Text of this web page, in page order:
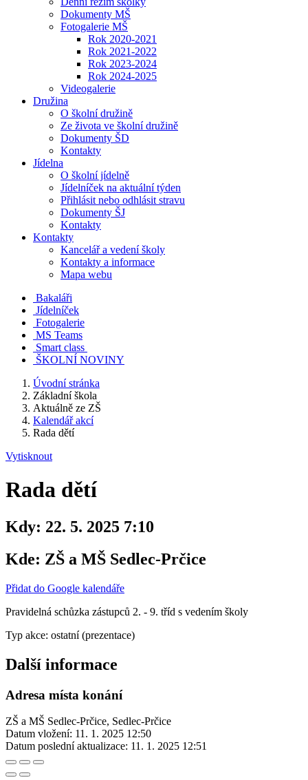
Dokumenty MŠ
Fotogalerie MŠ
Rok 2020-2021
Rok 2021-2022
Rok 2023-2024
Rok 2024-2025
Videogalerie
Družina
O školní družině
Ze života ve školní družině
Dokumenty ŠD
Kontakty
Jídelna
O školní jídelně
Jídelníček na aktuální týden
Přihlásit nebo odhlásit stravu
Dokumenty ŠJ
Kontakty
Kontakty
Kancelář a vedení školy
Kontakty a informace
Mapa webu
Bakaláři
Jídelníček
Fotogalerie
MS Teams
Smart class
ŠKOLNÍ NOVINY
Úvodní stránka
Základní škola
Aktuálně ze ZŠ
Kalendář akcí
Rada dětí
Vytisknout
Rada dětí
Kdy: 22. 5. 2025 7:10
Kde: ZŠ a MŠ Sedlec-Prčice
Přidat do Google kalendáře
Pravidelná schůzka zástupců 2. - 9. tříd s vedením školy
Typ akce: ostatní (prezentace)
Další informace
Adresa místa konání
ZŠ a MŠ Sedlec-Prčice, Sedlec-Prčice
Datum vložení: 11. 1. 2025 12:50
Datum poslední aktualizace: 11. 1. 2025 12:51